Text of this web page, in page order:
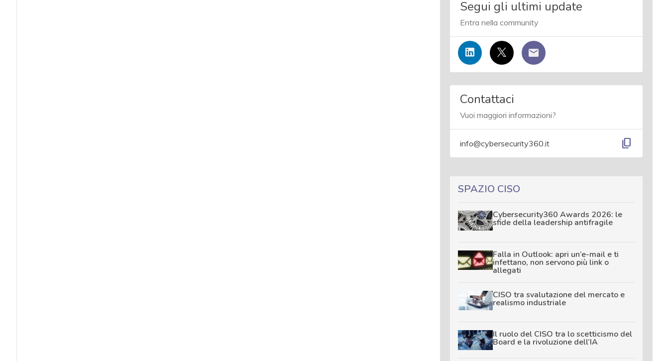
Segui gli ultimi update
Entra nella community
Contattaci
Vuoi maggiori informazioni?
info@cybersecurity360.it content_copy
SPAZIO CISO
Cybersecurity360 Awards 2026: le
sfide della leadership antifragile
Falla in Outlook: apri un’e-mail e ti
infettano, non servono più link o
allegati
CISO tra svalutazione del mercato e
realismo industriale
Il ruolo del CISO tra lo scetticismo del
Board e la rivoluzione dell’IA